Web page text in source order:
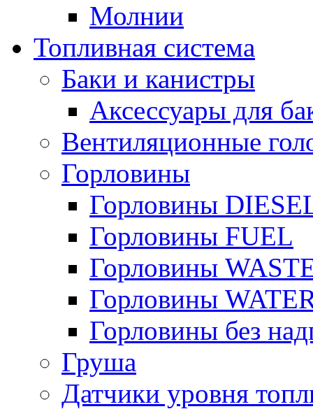
Молнии
Топливная система
Баки и канистры
Аксессуары для
Вентиляционные
Горловины
Горловины
Горловины FUEL
Горловины
Горловины
Горловины без
Груша
Датчики уровня